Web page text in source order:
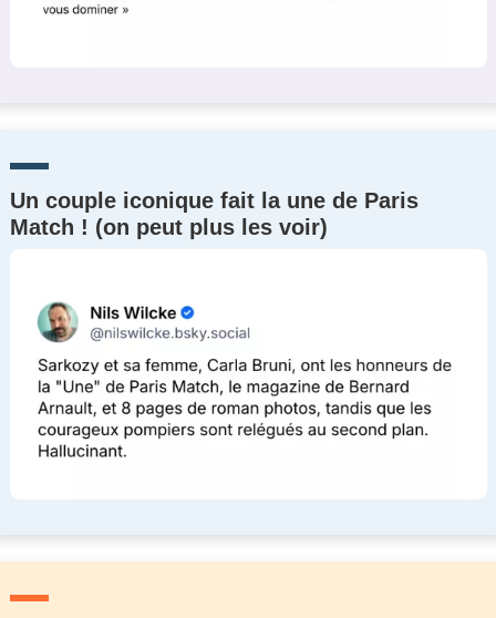
Un couple iconique fait la une de Paris
Match ! (on peut plus les voir)